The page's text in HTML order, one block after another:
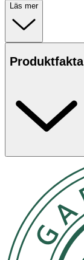
Läs mer
Produktfakta